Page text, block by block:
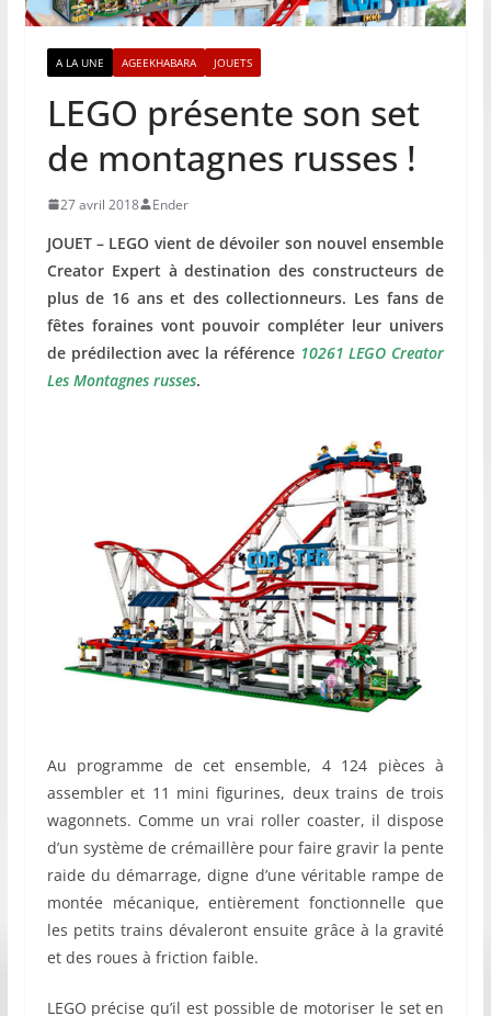
A LA UNE AGEEKHABARA JOUETS
LEGO présente son set
de montagnes russes !
27 avril 2018 Ender
JOUET – LEGO vient de dévoiler son nouvel ensemble
Creator Expert à destination des constructeurs de
plus de 16 ans et des collectionneurs. Les fans de
fêtes foraines vont pouvoir compléter leur univers
de prédilection avec la référence 10261 LEGO Creator
Les Montagnes russes.
Au programme de cet ensemble, 4 124 pièces à
assembler et 11 mini figurines, deux trains de trois
wagonnets. Comme un vrai roller coaster, il dispose
d’un système de crémaillère pour faire gravir la pente
raide du démarrage, digne d’une véritable rampe de
montée mécanique, entièrement fonctionnelle que
les petits trains dévaleront ensuite grâce à la gravité
et des roues à friction faible.
LEGO précise qu’il est possible de motoriser le set en